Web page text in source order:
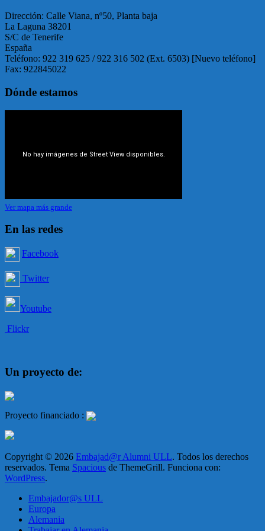
Dirección: Calle Viana, nº50, Planta baja
La Laguna 38201
S/C de Tenerife
España
Teléfono: 922 319 625 / 922 316 502 (Ext. 6503) [Nuevo teléfono]
Fax: 922845022
Dónde estamos
Ver mapa más grande
En las redes
Facebook
Twitter
Youtube
Flickr
Un proyecto de:
Proyecto financiado :
Copyright © 2026 Embajad@r Alumni ULL. Todos los derechos
reservados. Tema Spacious de ThemeGrill. Funciona con:
WordPress.
Embajador@s ULL
Europa
Alemania